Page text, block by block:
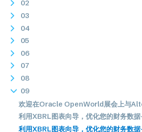
02
03
04
05
06
07
08
09
欢迎在Oracle OpenWorld展会上与
利用XBRL图表向导，优化您的财务数
利用XBRL图表向导，优化您的财务数